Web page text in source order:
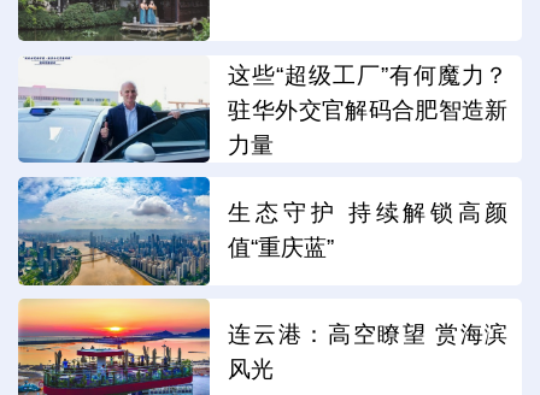
这些“超级工厂”有何魔力？
驻华外交官解码合肥智造新
力量
生态守护 持续解锁高颜
值“重庆蓝”
连云港：高空瞭望 赏海滨
风光